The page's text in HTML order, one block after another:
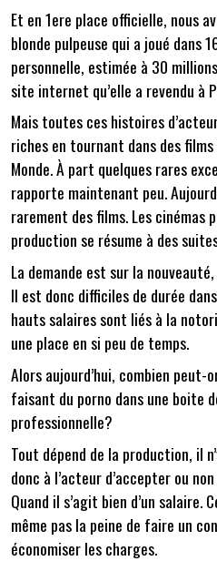
Et en 1ere place officielle, nous
blonde pulpeuse qui a joué dans
personnelle, estimée à 30
site internet qu’elle a revendu à
Mais toutes ces histoires
riches en tournant dans des
Monde. À part quelques rares
rapporte maintenant peu.
rarement des films. Les cinémas
production se résume à des
La demande est sur la
Il est donc difficiles de durée
hauts salaires sont liés à la
une place en si peu de temps.
Alors aujourd’hui, combien peut-
faisant du porno dans une boite
professionnelle?
Tout dépend de la production, il
donc à l’acteur d’accepter ou
Quand il s’agit bien d’un salaire.
même pas la peine de faire un
économiser les charges.